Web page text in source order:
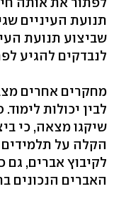
תנועת העיניים
שביצוע תנועת
לנבדקים להגיע
מחקרים אחרים
לבין יכולות
הקלה על
לקיבוץ אברים,
האברים הנכונים